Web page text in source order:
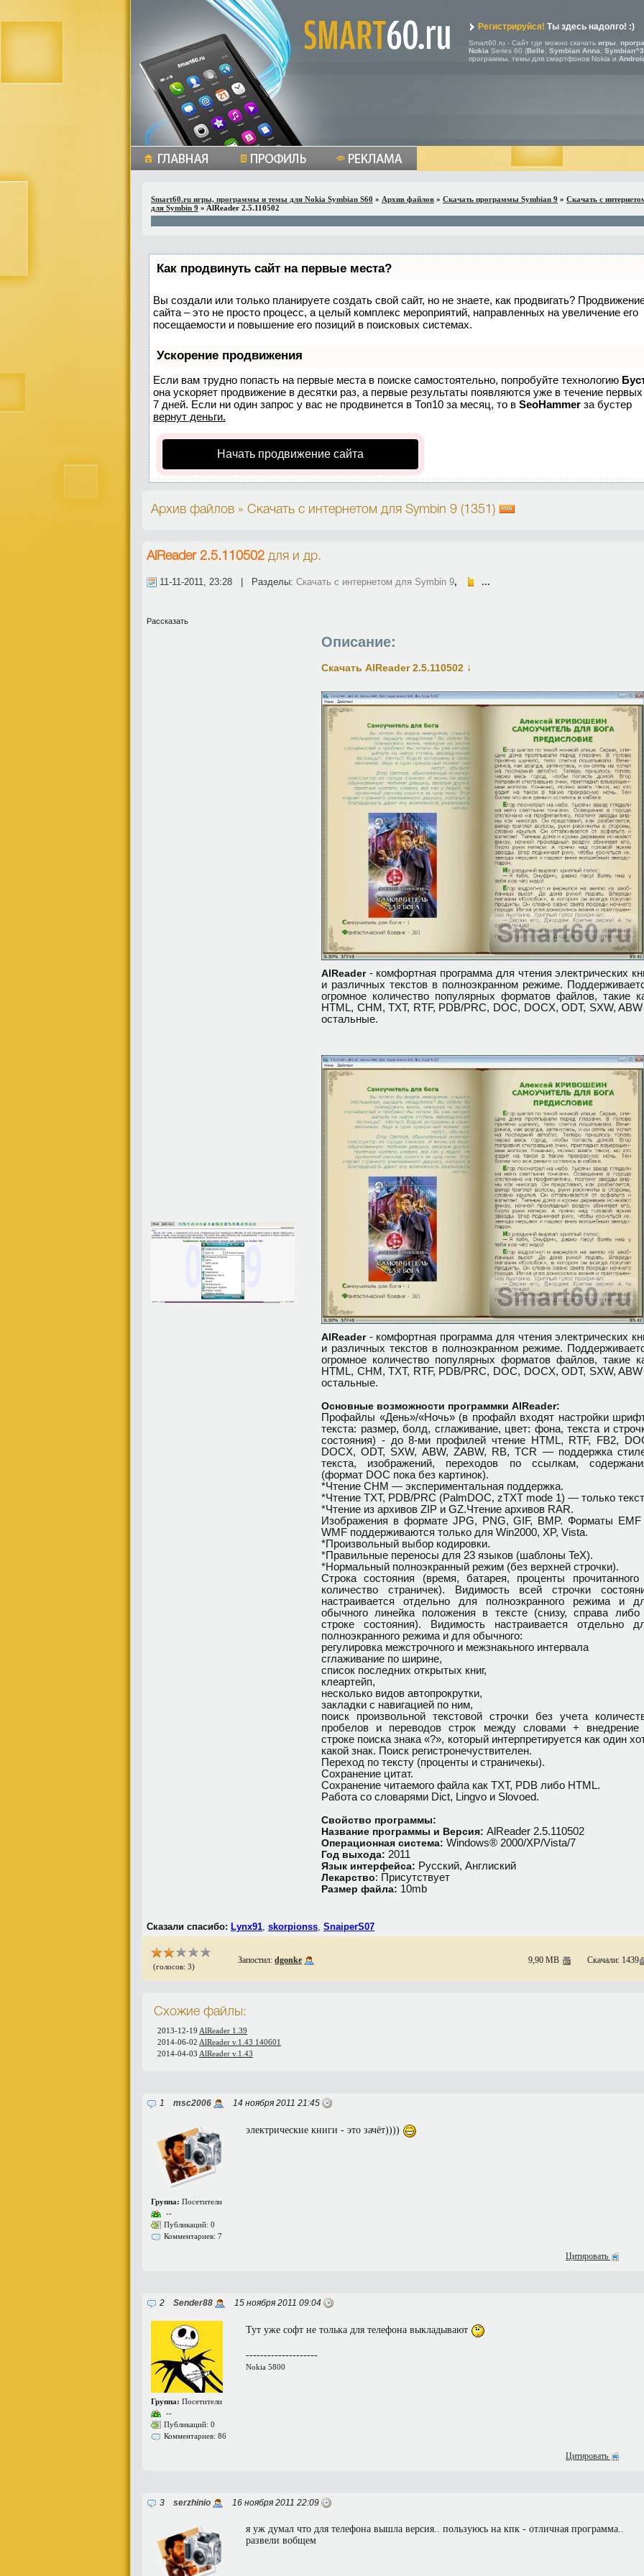
Регистрируйся! Ты здесь надолго! :)
Smart60.ru - Сайт где можно скачать игры
Nokia Series 60 (Belle Symbian Anna Symbian^3
программы, темы для смартфонов Nokia и
Smart60.ru игры, программы и темы для Nokia Symbian S60 » Архив файлов » Скачать программы Symbian 9 » Скачать с
для Symbin 9 » AlReader 2.5.110502
Как продвинуть сайт на первые места?
Вы создали или только планируете создать свой сайт, но не знаете, как продвигать?
сайта – это не просто процесс, а целый комплекс мероприятий, направленных на увеличение его
посещаемости и повышение его позиций в поисковых системах.
Ускорение продвижения
Если вам трудно попасть на первые места в поиске самостоятельно, попробуйте технологию
она ускоряет продвижение в десятки раз, а первые результаты появляются уже в течение первых
7 дней. Если ни один запрос у вас не продвинется в Топ10 за месяц, то в SeoHammer за бустер
вернут деньги.
Начать продвижение сайта
Архив файлов » Скачать с интернетом для Symbin 9 (1351)
AlReader 2.5.110502 для и др.
11-11-2011, 23:28 | Разделы: Скачать с интернетом для Symbin 9, ...
Рассказать
Описание:
Скачать AlReader 2.5.110502 ↓
AlReader- комфортная программа для чтения электрических
и различных текстов в полноэкранном режиме.
огромное количество популярных форматов файлов, такие
HTML, CHM, TXT, RTF, PDB/PRC, DOC, DOCX, ODT, SXW,
остальные.
AlReader- комфортная программа для чтения электрических
и различных текстов в полноэкранном режиме.
огромное количество популярных форматов файлов, такие
HTML, CHM, TXT, RTF, PDB/PRC, DOC, DOCX, ODT, SXW,
остальные.
Основные возможности программки AlReader:
Профайлы «День»/«Ночь» (в профайл входят настройки
текста: размер, болд, сглаживание, цвет: фона, текста и
состояния) - до 8-ми профилей чтение HTML, RTF, FB2,
DOCX, ODT, SXW, ABW, ZABW, RB, TCR — поддержка
текста, изображений, переходов по ссылкам,
(формат DOC пока без картинок).
*Чтение CHM — экспериментальная поддержка.
*Чтение TXT, PDB/PRC (PalmDOC, zTXT mode 1) — только
*Чтение из архивов ZIP и GZ.Чтение архивов RAR.
Изображения в формате JPG, PNG, GIF, BMP. Форматы
WMF поддерживаются только для Win2000, XP, Vista.
*Произвольный выбор кодировки.
*Правильные переносы для 23 языков (шаблоны TeX).
*Нормальный полноэкранный режим (без верхней строчки).
Строка состояния (время, батарея, проценты
количество страничек). Видимость всей строчки
настраивается отдельно для полноэкранного режима и
обычного линейка положения в тексте (снизу, справа
строке состояния). Видимость настраивается отдельно
полноэкранного режима и для обычного:
регулировка межстрочного и межзнакьного интервала
сглаживание по ширине,
список последних открытых книг,
клеартейп,
несколько видов автопрокрутки,
закладки с навигацией по ним,
поиск произвольной текстовой строчки без учета
пробелов и переводов строк между словами + внедрение
строке поиска знака «?», который интерпретируется как один
какой знак. Поиск регистронечуствителен.
Переход по тексту (проценты и страничекы).
Сохранение цитат.
Сохранение читаемого файла как TXT, PDB либо HTML.
Работа со словарями Dict, Lingvo и Slovoed.
Свойство программы:
Название программы и Версия: AlReader 2.5.110502
Операционная система: Windows® 2000/XP/Vista/7
Год выхода: 2011
Язык интерфейса: Русский, Англиский
Лекарство: Присутствует
Размер файла: 10mb
Сказали спасибо: Lynx91, skorpionss, SnaiperS07
(голосов: 3)
Запостил: dgonke 9,90 MB Скачали: 1439
Схожие файлы:
2013-12-19 AlReader 1.39
2014-06-02 AlReader v.1.43 140601
2014-04-03 AlReader v.1.43
1 msc2006 14 ноября 2011 21:45
Группа: Посетители
--
Публикаций: 0
Комментариев: 7
электрические книги - это зачёт))))
Цитировать
2 Sender88 15 ноября 2011 09:04
Группа: Посетители
--
Публикаций: 0
Комментариев: 86
Тут уже софт не толька для телефона выкладывают
--------------------
Nokia 5800
Цитировать
3 serzhinio 16 ноября 2011 22:09
я уж думал что для телефона вышла версия.. пользуюсь на кпк - отличная программа..
развели вобщем